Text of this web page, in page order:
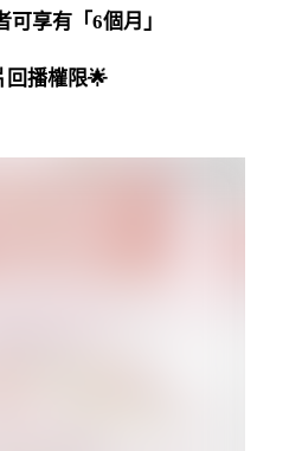
可享有「6個月」
回播權限🌟